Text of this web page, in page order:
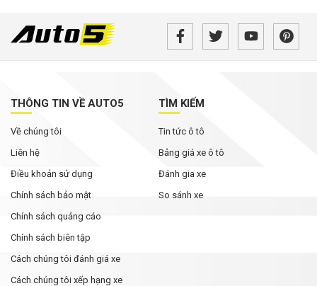
THÔNG TIN VỀ AUTO5
Về chúng tôi
Liên hệ
Điều khoản sử dụng
Chính sách bảo mật
Chính sách quảng cáo
Chính sách biên tập
Cách chúng tôi đánh giá xe
Cách chúng tôi xếp hạng xe
TÌM KIẾM
Tin tức ô tô
Bảng giá xe ô tô
Đánh gia xe
So sánh xe